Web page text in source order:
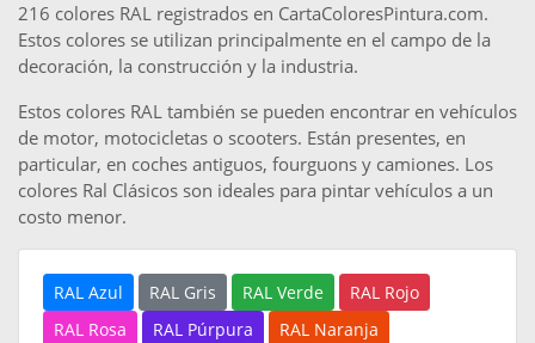
216 colores RAL registrados en CartaColoresPintura.com.
Estos colores se utilizan principalmente en el campo de la
decoración, la construcción y la industria.
Estos colores RAL también se pueden encontrar en vehículos
de motor, motocicletas o scooters. Están presentes, en
particular, en coches antiguos, fourguons y camiones. Los
colores Ral Clásicos son ideales para pintar vehículos a un
costo menor.
RAL Azul RAL Gris RAL Verde
RAL Rojo
RAL Rosa
RAL Púrpura
RAL Naranja